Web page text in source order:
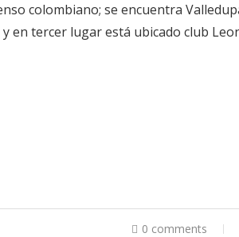
colombiano; se encuentra
en tercer lugar está ubicado club
0 comments